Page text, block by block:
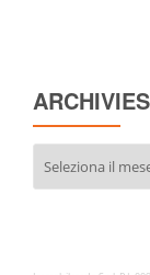
ARCHIVIES